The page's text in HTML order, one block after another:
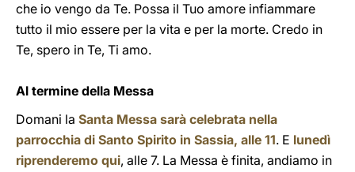
che io vengo da Te. Possa il Tuo amore infiammare
tutto il mio essere per la vita e per la morte. Credo in
Te, spero in Te, Ti amo.
Al termine della Messa
Domani la Santa Messa sarà celebrata nella
parrocchia di Santo Spirito in Sassia, alle 11. E lunedì
riprenderemo qui, alle 7. La Messa è finita, andiamo in